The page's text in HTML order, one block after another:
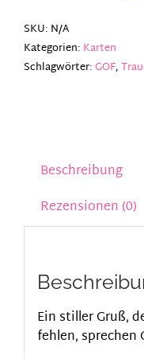
Good
old
friends
SKU: N/A
Kategorien: Karten
Schlagwörter:GOF,
Beschreibung
Rezensionen (0)
Ein stiller Gruß,
fehlen, sprechen